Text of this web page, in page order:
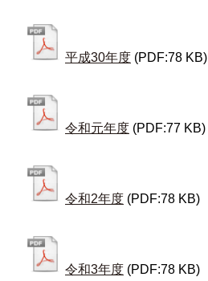
平成30年度 (PDF:78 KB)
令和元年度 (PDF:77 KB)
令和2年度 (PDF:78 KB)
令和3年度 (PDF:78 KB)